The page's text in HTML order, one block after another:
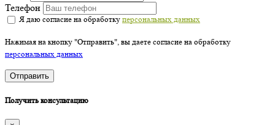
Телефон
Я даю согласие на обработку персональных данных
Нажимая на кнопку "Отправить", вы даете согласие на обработку
персональных данных
Отправить
Получить консультацию